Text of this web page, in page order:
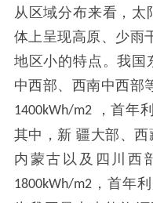
从区域分布来看，太
体上呈现高原、少雨
地区小的特点。我国
中西部、西南中西部
1400kWh/m2 ，首年
其中，新 疆大部、西
内蒙古以及四川西
1800kWh/m2，首年